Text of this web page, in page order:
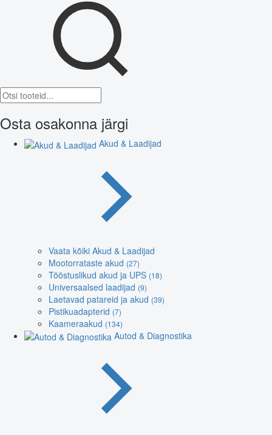
Osta osakonna järgi
Akud & Laadijad
Vaata kõiki Akud & Laadijad
Mootorrataste akud (27)
Tööstuslikud akud ja UPS (18)
Universaalsed laadijad (9)
Laetavad patareid ja akud (39)
Pistikuadapterid (7)
Kaameraakud (134)
Autod & Diagnostika